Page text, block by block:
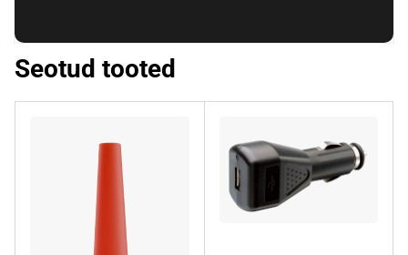
Seotud tooted